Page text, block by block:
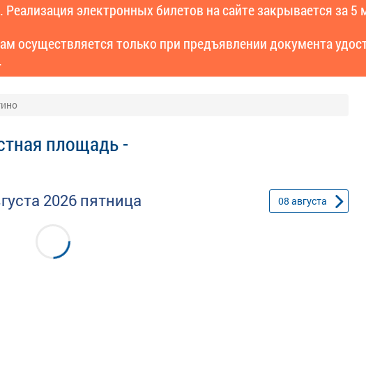
электронных билетов на сайте закрывается за 5
осуществляется только при предъявлении документа
площадь -
2026 пятница 08 августа